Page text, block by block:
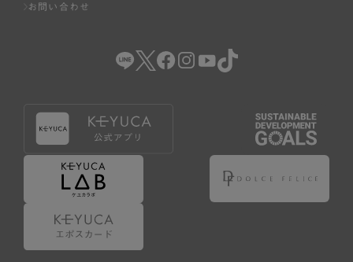
お問い合わせ